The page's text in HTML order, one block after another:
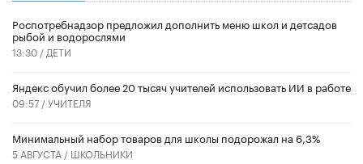
Роспотребнадзор предложил дополнить меню школ и детсадов
рыбой и водорослями
13:30 / ДЕТИ
​Яндекс обучил более 20 тысяч учителей использовать ИИ в работе
09:57 /УЧИТЕЛЯ
Минимальный набор товаров для школы подорожал на 6,3%
5 АВГУСТА / ШКОЛЬНИКИ